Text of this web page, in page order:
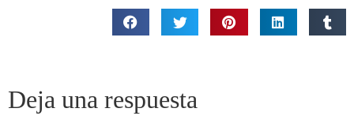
Deja una respuesta